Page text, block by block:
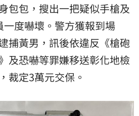
包包，搜出一把疑似手槍及
度嚇壞。警方獲報到場
捕黃男，訊後依違反《槍砲
及恐嚇等罪嫌移送彰化地檢
裁定3萬元交保。